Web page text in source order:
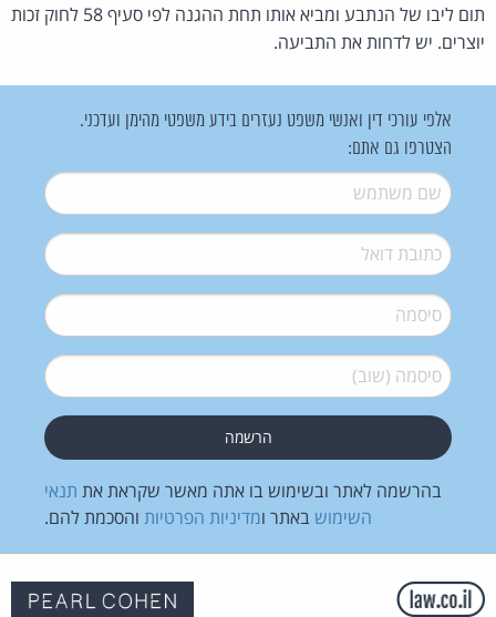
תום ליבו של הנתבע ומביא אותו תחת ההגנה לפי סעיף 58 לחוק זכות
יוצרים. יש לדחות את התביעה.
אלפי עורכי דין ואנשי משפט נעזרים בידע משפטי מהימן ועדכני.
הצטרפו גם אתם:
שם משתמש*
דואל*
סיסמה*
סיסמה (שוב)*
בהרשמה לאתר ובשימוש בו אתה מאשר שקראת את תנאי
השימוש באתר ומדיניות הפרטיות והסכמת להם.